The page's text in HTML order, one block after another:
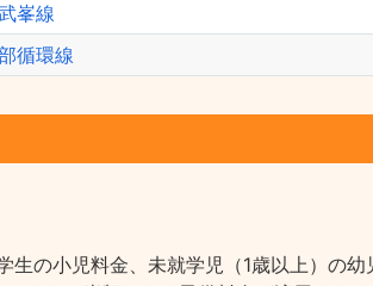
峯線
循環線
の小児料金、未就学児（1歳以上）の幼